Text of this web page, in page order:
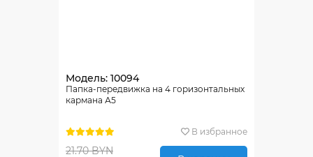
Модель: 10094
Папка-передвижка на 4 горизонтальных
кармана А5
В избранное
21.70 BYN